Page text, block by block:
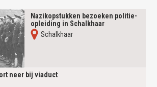
Nazikopstukken bezoeken politie-
opleiding in Schalkhaar
Schalkhaar
neer bij viaduct